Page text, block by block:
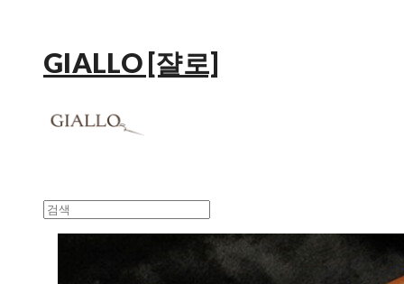
GIALLO [쟐로]